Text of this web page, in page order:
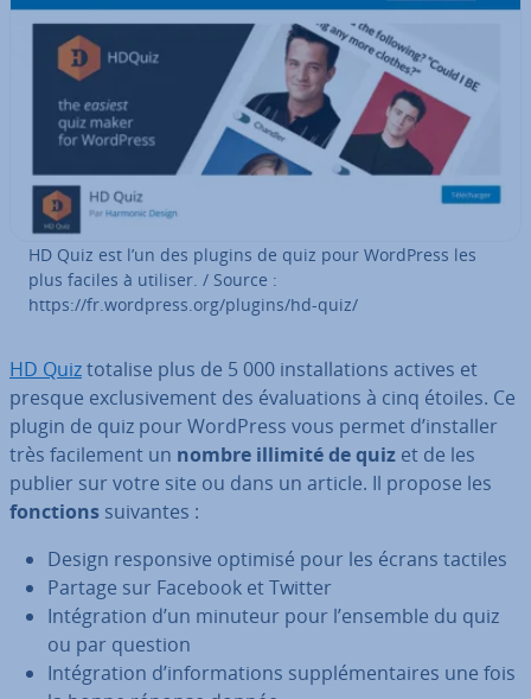
HD Quiz est l’un des plugins de quiz pour WordPress les
plus faciles à utiliser. / Source :
https://fr.wordpress.org/plugins/hd-quiz/
HD Quiztotalise plus de 5 000 ins­tal­la­tions actives et
presque ex­clu­si­ve­ment des éva­lua­tions à cinq étoiles. Ce
plugin de quiz pour WordPress vous permet d’installer
très fa­ci­le­ment un nombre illimité de quiz et de les
publier sur votre site ou dans un article. Il propose les
fonctions suivantes :
Design res­pon­sive optimisé pour les écrans tactiles
Partage sur Facebook et Twitter
In­té­gra­tion d’un minuteur pour l’ensemble du quiz
ou par question
In­té­gra­tion d’in­for­ma­tions sup­plé­men­taires une fois